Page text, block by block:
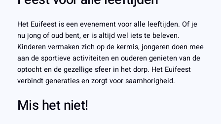
Het Euifeest is een evenement voor alle leeftijden. Of je
nu jong of oud bent, er is altijd wel iets te beleven.
Kinderen vermaken zich op de kermis, jongeren doen mee
aan de sportieve activiteiten en ouderen genieten van de
optocht en de gezellige sfeer in het dorp. Het Euifeest
verbindt generaties en zorgt voor saamhorigheid.
Mis het niet!